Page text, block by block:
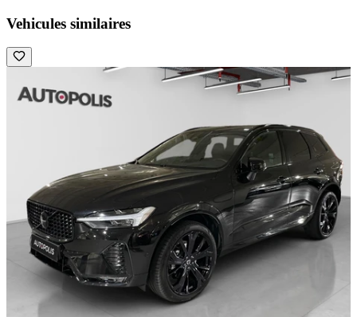
Vehicules similaires